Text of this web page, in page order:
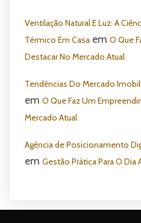
Ventilação Natural E Luz: A
Térmico Em Casa em O Que
Destacar No Mercado Atual
Tendências Do Mercado
em O Que Faz Um
Mercado Atual
Agência de Posicionamento
em Gestão Prática Para O Dia